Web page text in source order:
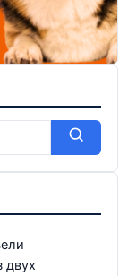
двух